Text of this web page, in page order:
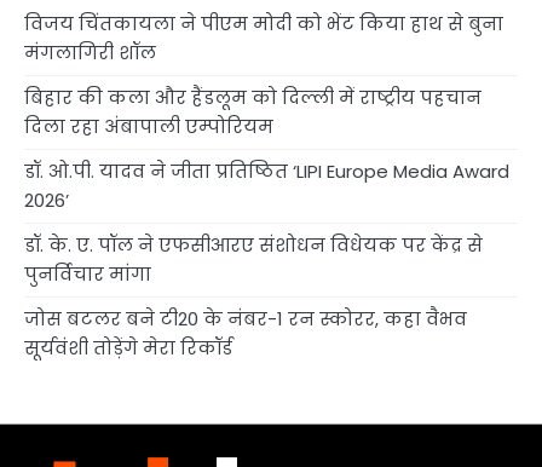
विजय चिंतकायला ने पीएम मोदी को भेंट किया हाथ से बुना
मंगलागिरी शॉल
बिहार की कला और हैंडलूम को दिल्ली में राष्ट्रीय पहचान
दिला रहा अंबापाली एम्पोरियम
डॉ. ओ.पी. यादव ने जीता प्रतिष्ठित ‘LIPI Europe Media Award
2026’
डॉ. के. ए. पॉल ने एफसीआरए संशोधन विधेयक पर केंद्र से
पुनर्विचार मांगा
जोस बटलर बने टी20 के नंबर-1 रन स्कोरर, कहा वैभव
सूर्यवंशी तोड़ेंगे मेरा रिकॉर्ड